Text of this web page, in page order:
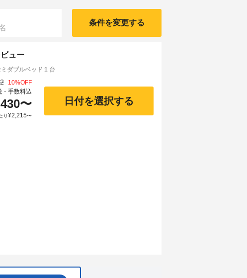
条件を変更する
ュー
ダブルベッド 1 台
10%OFF
・手数料込
〜
り¥2,215〜
日付を選択する